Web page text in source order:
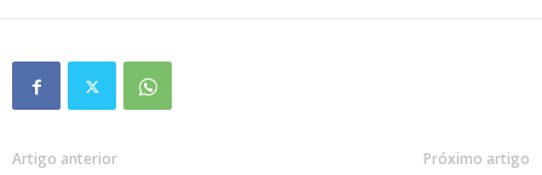
Artigo anterior Próximo artigo